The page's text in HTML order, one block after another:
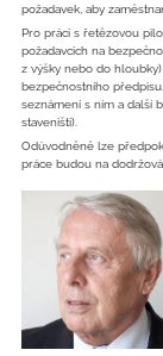
požadavek, aby
Pro práci s řetězovou
požadavcích na
z výšky nebo do
bezpečnostního
seznámení s ním a další
staveništi).
Odůvodněně lze
práce budou na